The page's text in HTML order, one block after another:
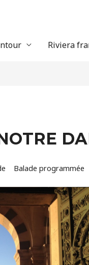
Riviera
Balade programmée